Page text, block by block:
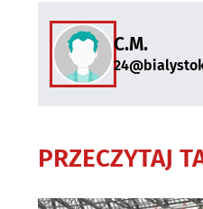
C.M.
PRZECZYTAJ